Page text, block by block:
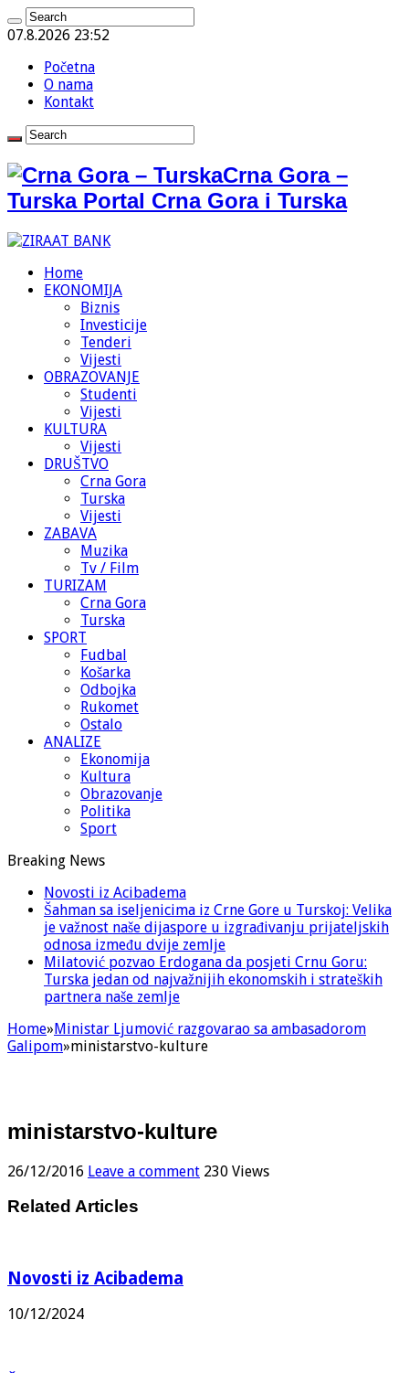
07.8.2026 23:52
Početna
O nama
Kontakt
Crna Gora –
Turska Portal Crna Gora i Turska
Home
EKONOMIJA
Biznis
Investicije
Tenderi
Vijesti
OBRAZOVANJE
Studenti
Vijesti
KULTURA
Vijesti
DRUŠTVO
Crna Gora
Turska
Vijesti
ZABAVA
Muzika
Tv / Film
TURIZAM
Crna Gora
Turska
SPORT
Fudbal
Košarka
Odbojka
Rukomet
Ostalo
ANALIZE
Ekonomija
Kultura
Obrazovanje
Politika
Sport
Breaking News
Novosti iz Acibadema
Šahman sa iseljenicima iz Crne Gore u Turskoj: Velika
je važnost naše dijaspore u izgrađivanju prijateljskih
odnosa između dvije zemlje
Milatović pozvao Erdogana da posjeti Crnu Goru:
Turska jedan od najvažnijih ekonomskih i strateških
partnera naše zemlje
Home»Ministar Ljumović razgovarao sa ambasadorom
Galipom»ministarstvo-kulture
ministarstvo-kulture
26/12/2016 Leave a comment 230 Views
Related Articles
Novosti iz Acibadema
10/12/2024